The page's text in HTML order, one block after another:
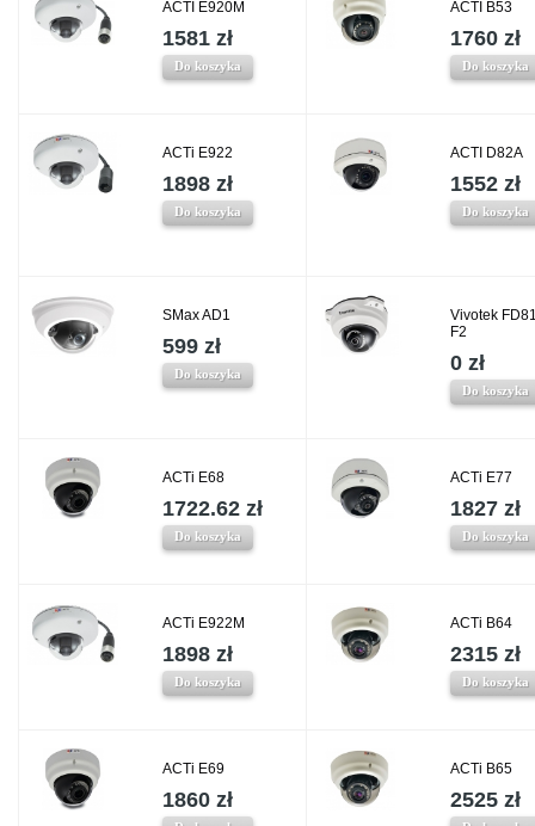
ACTI E920M
1581 zł
Do koszyka
ACTI B53
1760 zł
Do koszyka
ACTi E922
1898 zł
Do koszyka
ACTI D82A
1552 zł
Do koszyka
SMax AD1
599 zł
Do koszyka
Vivotek
F2
0 zł
Do koszyka
ACTi E68
1722.62 zł
Do koszyka
ACTi E77
1827 zł
Do koszyka
ACTi E922M
1898 zł
Do koszyka
ACTi B64
2315 zł
Do koszyka
ACTi E69
1860 zł
ACTi B65
2525 zł